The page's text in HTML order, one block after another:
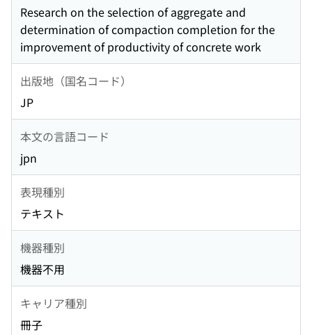
Research on the selection of aggregate and
determination of compaction completion for the
improvement of productivity of concrete work
出版地（国名コード）
JP
本文の言語コード
jpn
表現種別
テキスト
機器種別
機器不用
キャリア種別
冊子